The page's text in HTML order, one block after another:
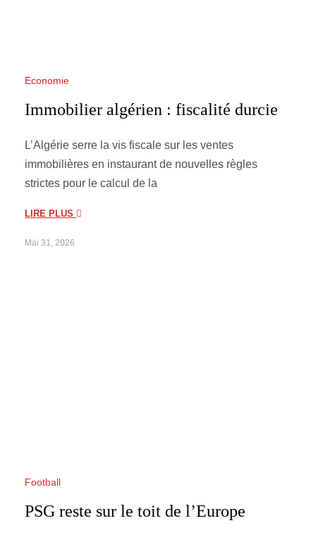
Economie
Immobilier algérien : fiscalité durcie
L’Algérie serre la vis fiscale sur les ventes
immobilières en instaurant de nouvelles règles
strictes pour le calcul de la
LIRE PLUS
Mai 31, 2026
Football
PSG reste sur le toit de l’Europe